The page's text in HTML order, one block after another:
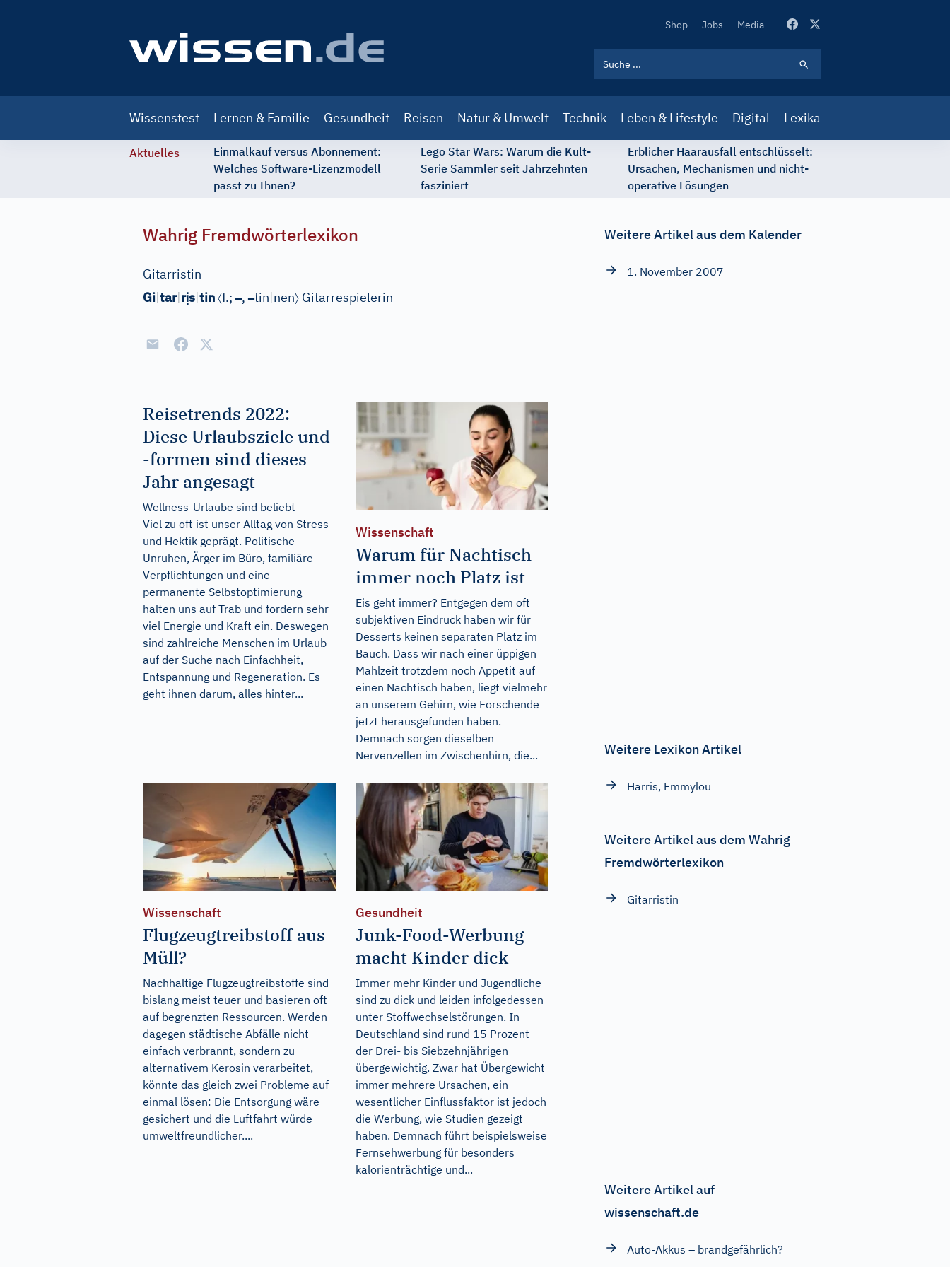
Secondary
Shop Jobs Media
navigation
Wissenstest Lernen & Familie Gesundheit Reisen Natur & Umwelt Technik Leben & Lifestyle Digital Lexika
Aktuelles
Einmalkauf versus Abonnement:
Welches Software-Lizenzmodell
passt zu Ihnen?
Lego Star Wars: Warum die Kult-
Serie Sammler seit Jahrzehnten
fasziniert
Erblicher Haarausfall entschlüsselt:
Ursachen, Mechanismen und nicht-
operative Lösungen
Wahrig Fremdwörterlexikon
Gitarristin
Gi|tar|rịs|tin〈f.;–,–tin|nen〉 Gitarrespielerin
Reisetrends 2022:
Diese Urlaubsziele und
-formen sind dieses
Jahr angesagt
Wellness-Urlaube sind beliebt
Viel zu oft ist unser Alltag von Stress
und Hektik geprägt. Politische
Unruhen, Ärger im Büro, familiäre
Verpflichtungen und eine
permanente Selbstoptimierung
halten uns auf Trab und fordern sehr
viel Energie und Kraft ein. Deswegen
sind zahlreiche Menschen im Urlaub
auf der Suche nach Einfachheit,
Entspannung und Regeneration. Es
geht ihnen darum, alles hinter...
Wissenschaft
Warum für Nachtisch
immer noch Platz ist
Eis geht immer? Entgegen dem oft
subjektiven Eindruck haben wir für
Desserts keinen separaten Platz im
Bauch. Dass wir nach einer üppigen
Mahlzeit trotzdem noch Appetit auf
einen Nachtisch haben, liegt vielmehr
an unserem Gehirn, wie Forschende
jetzt herausgefunden haben.
Demnach sorgen dieselben
Nervenzellen im Zwischenhirn, die...
Wissenschaft
Flugzeugtreibstoff aus
Müll?
Nachhaltige Flugzeugtreibstoffe sind
bislang meist teuer und basieren oft
auf begrenzten Ressourcen. Werden
dagegen städtische Abfälle nicht
einfach verbrannt, sondern zu
alternativem Kerosin verarbeitet,
könnte das gleich zwei Probleme auf
einmal lösen: Die Entsorgung wäre
gesichert und die Luftfahrt würde
umweltfreundlicher....
Gesundheit
Junk-Food-Werbung
macht Kinder dick
Immer mehr Kinder und Jugendliche
sind zu dick und leiden infolgedessen
unter Stoffwechselstörungen. In
Deutschland sind rund 15 Prozent
der Drei- bis Siebzehnjährigen
übergewichtig. Zwar hat Übergewicht
immer mehrere Ursachen, ein
wesentlicher Einflussfaktor ist jedoch
die Werbung, wie Studien gezeigt
haben. Demnach führt beispielsweise
Fernsehwerbung für besonders
kalorienträchtige und...
Weitere Artikel aus dem Kalender
1. November 2007
Weitere Lexikon Artikel
Harris, Emmylou
Weitere Artikel aus dem Wahrig
Fremdwörterlexikon
Gitarristin
Weitere Artikel auf
wissenschaft.de
Auto-Akkus – brandgefährlich?